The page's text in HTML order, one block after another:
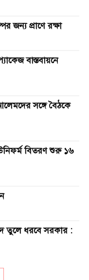
জন্য প্রাণে রক্ষা
বাস্তবায়নে
সঙ্গে বৈঠকে
বিতরণ শুরু ১৬
তুলে ধরবে সরকার :